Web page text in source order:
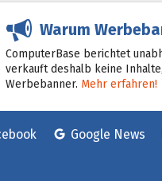
Warum
ComputerBase berichtet
verkauft deshalb keine
Werbebanner. Mehr erfahren!
Google News